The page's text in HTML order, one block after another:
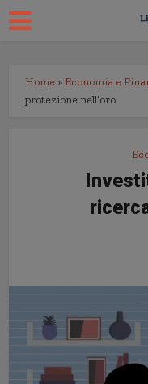
Home » Economia e
protezione nell’oro